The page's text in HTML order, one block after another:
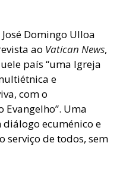
Domingo Ulloa
ao Vatican News,
país “uma Igreja
e
com o
Uma
ecuménico e
serviço de todos, sem